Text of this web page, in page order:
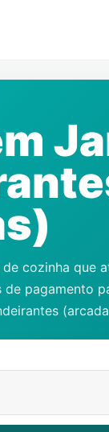
cozinha que
pagamento